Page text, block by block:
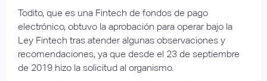
Todito, que es una Fintech de fondos de pago
electrónico, obtuvo la aprobación para operar bajo la
Ley Fintech tras atender algunas observaciones y
recomendaciones, ya que desde el 23 de septiembre
de 2019 hizo la solicitud al organismo.